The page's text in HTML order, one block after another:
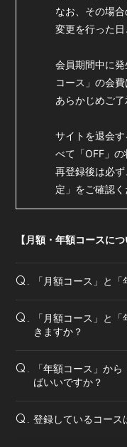
なお、その場
変更を行った日
会員期間中に
コース」の会費
あらかじめご了
サイトを退会
べて「OFF」の
再登録後は必
定」をご確認く
【月額・年額コースに
Q. 「月額コース」と
Q.
「月額コース」と
きますか？
Q.
「年額コース」か
ばいいですか？
Q. 登録しているコース